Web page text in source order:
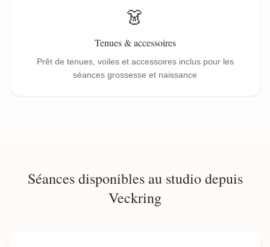
👗
Tenues & accessoires
Prêt de tenues, voiles et accessoires inclus pour les
séances grossesse et naissance
Séances disponibles au studio depuis
Veckring